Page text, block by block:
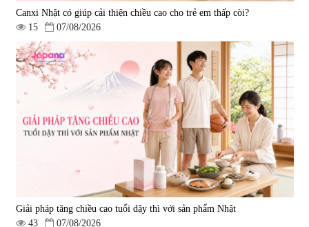
Canxi Nhật có giúp cải thiện chiều cao cho trẻ em thấp còi?
15
07/08/2026
Giải pháp tăng chiều cao tuổi dậy thì với sản phẩm Nhật
43
07/08/2026